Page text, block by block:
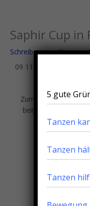
Saphir Cup in
Schreibe einen
09.11.2014
Zum ersten Mal in
beim WDSF Turnier
schon auf Platz
5 gute
Tanzen
Tanzen
Tanzen